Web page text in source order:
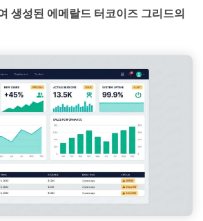
생성된 에메랄드 터코이즈 그리드의